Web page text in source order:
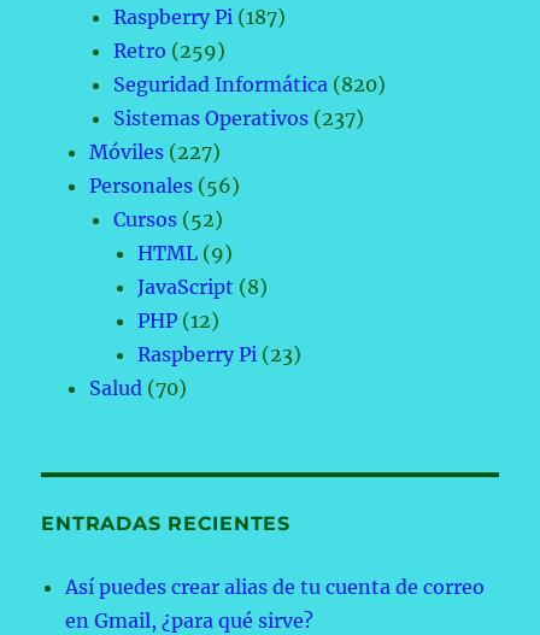
Raspberry Pi (187)
Retro (259)
Seguridad Informática (820)
Sistemas Operativos (237)
Móviles (227)
Personales (56)
Cursos (52)
HTML (9)
JavaScript (8)
PHP (12)
Raspberry Pi (23)
Salud (70)
ENTRADAS RECIENTES
Así puedes crear alias de tu cuenta de correo
en Gmail, ¿para qué sirve?